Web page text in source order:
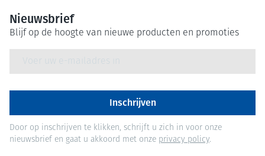
Nieuwsbrief
Blijf op de hoogte van nieuwe producten en promoties
Inschrijven
Door op inschrijven te klikken, schrijft u zich in voor onze
nieuwsbrief en gaat u akkoord met onze privacy policy.